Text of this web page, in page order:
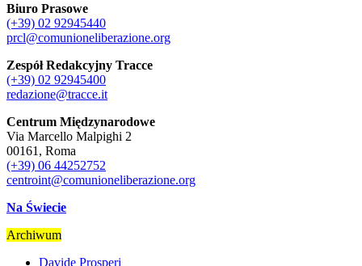
Biuro Prasowe
(+39) 02 92945440
prcl@comunioneliberazione.org
Zespół Redakcyjny Tracce
(+39) 02 92945400
redazione@tracce.it
Centrum Międzynarodowe
Via Marcello Malpighi 2
00161, Roma
(+39) 06 44252752
centroint@comunioneliberazione.org
Na Świecie
Archiwum
Davide Prosperi